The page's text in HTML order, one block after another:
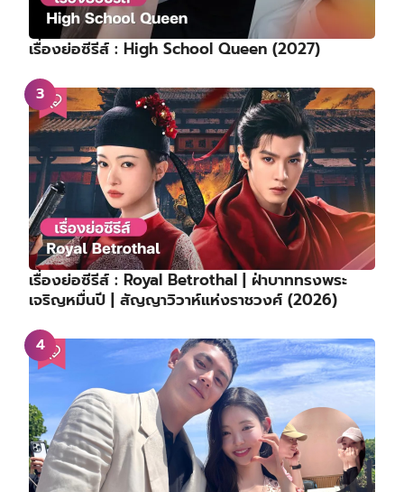
เรื่องย่อซีรีส์ : High School Queen (2027)
เรื่องย่อซีรีส์ : Royal Betrothal | ฝ่าบาททรงพระ
เจริญหมื่นปี | สัญญาวิวาห์แห่งราชวงศ์ (2026)